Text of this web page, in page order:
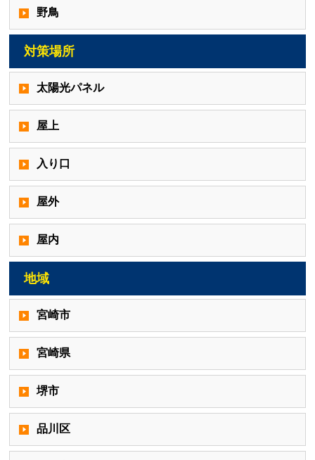
野鳥
対策場所
太陽光パネル
屋上
入り口
屋外
屋内
地域
宮崎市
宮崎県
堺市
品川区